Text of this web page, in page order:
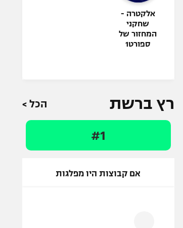
אלקטרה -
שחקני
המחזור של
ספורט1
רץ ברשת הכל >
#1
אם קבוצות היו מפלגות